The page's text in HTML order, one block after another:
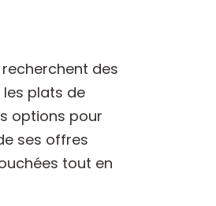
recherchent des
plats de
options pour
ses offres
tout en